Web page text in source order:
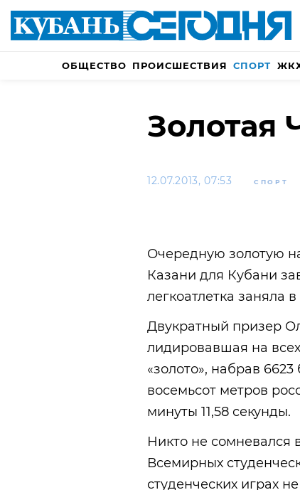
ОБЩЕСТВО ПРОИСШЕСТВИЯ СПОРТ
Золотая
12.07.2013, 07:53 СПОРТ
Очередную золотую
Казани для Кубани
легкоатлетка заняла
Двукратный призер
лидировавшая на
«золото», набрав
восемьсот метров
минуты 11,58 секунды.
Никто не сомневался
Всемирных
студенческих играх